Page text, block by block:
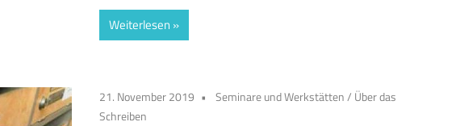
Weiterlesen
21. November 2019 Seminare und Werkstätten/ Über das
Schreiben